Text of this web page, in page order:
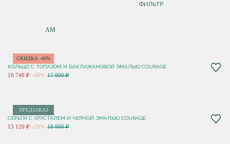
ПО НОВИНКАМ
ФИЛЬТР
СКИДКА -40%
КОЛЬЦО С ТОПАЗОМ И БАКЛАЖАНОВОЙ ЭМАЛЬЮ COURAGE
10 740 ₽ -40% 17 900 ₽
ПРЕДЗАКАЗ
СЕРЬГИ С ХРУСТАЛЕМ И ЧЕРНОЙ ЭМАЛЬЮ COURAGE
15 120 ₽ -20% 18 900 ₽